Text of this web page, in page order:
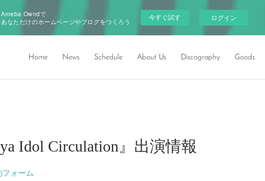
Ameba Owndで
あなただけのホームページやブログをつくろう
今すぐ試す ログイン
Home News Schedule About Us Discography Goods
Idol Circulation』出演情報
ォーム